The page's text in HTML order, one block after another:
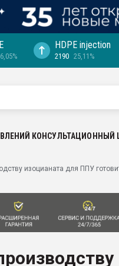
HDPE injection
2190 25,11%
КОНСУЛЬТАЦИОННЫЙ
изоцианата для ППУ